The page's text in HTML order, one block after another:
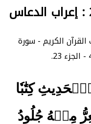
إعراب القرآن الكريم - سورة
كِتَٰبٗا
مِنۡهُ جُلُودُ